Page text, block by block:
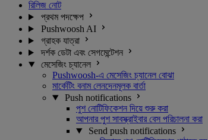
রিলিজ নোট
প্রথম পদক্ষেপ
Pushwoosh AI
গ্রাহক যাত্রা
দর্শক ডেটা এবং সেগমেন্টেশন
মেসেজিং চ্যানেল
Pushwoosh-এ মেসেজিং চ্যানেল বোঝা
মার্কেটিং বনাম লেনদেনমূলক বার্তা
Push notifications
পুশ নোটিফিকেশন দিয়ে শুরু করা
আপনার পুশ সাবস্ক্রাইবার বেস পরিচালনা করা
Send push notifications